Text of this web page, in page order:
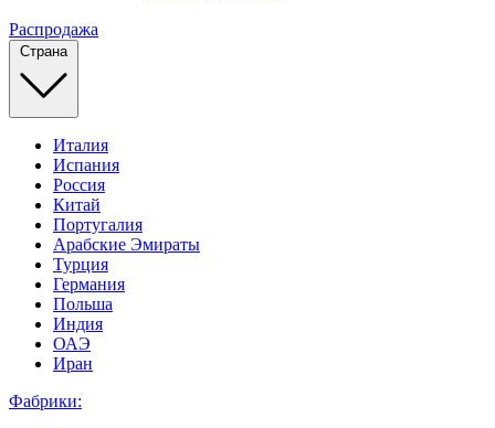
Распродажа
Страна
Италия
Испания
Россия
Китай
Португалия
Арабские Эмираты
Турция
Германия
Польша
Индия
ОАЭ
Иран
Фабрики: